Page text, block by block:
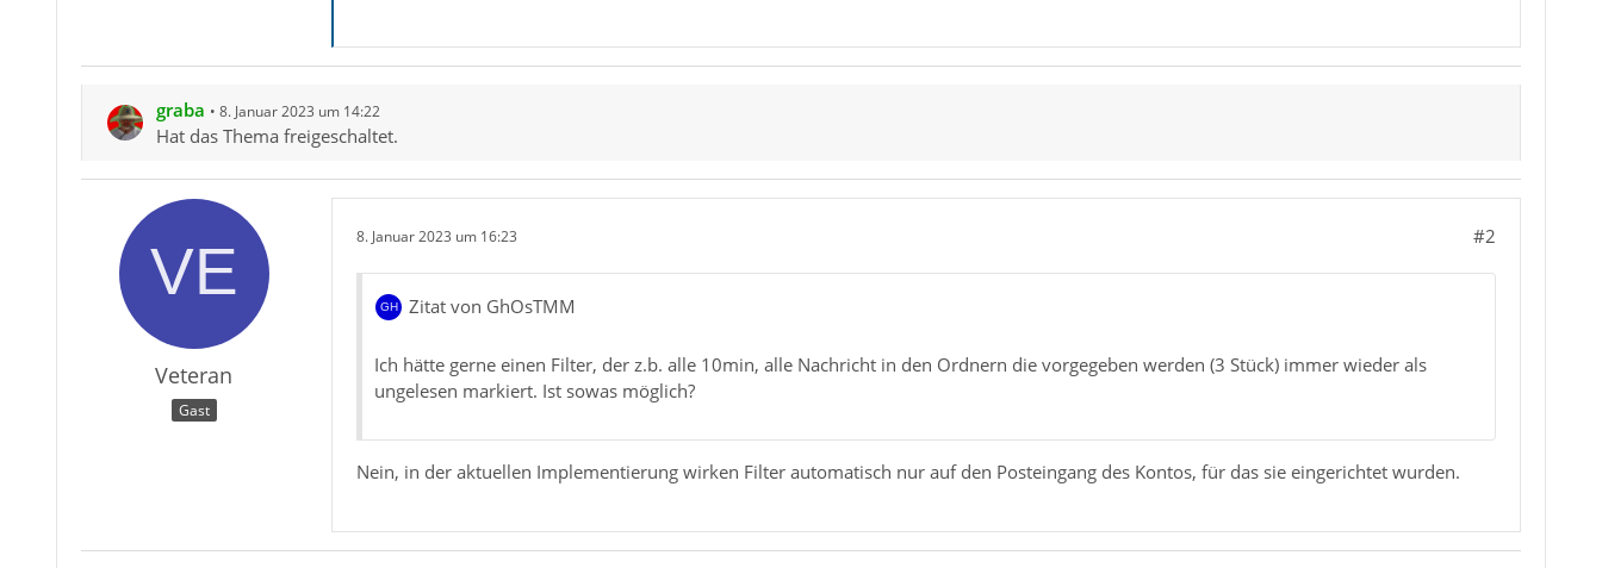
graba 8. Januar 2023 um 14:22
Hat das Thema freigeschaltet.
Veteran
Gast
8. Januar 2023 um 16:23 #2
Zitat von GhOsTMM
Ich hätte gerne einen Filter, der z.b. alle 10min, alle Nachricht in den Ordnern die vorgegeben werden (3 Stück) immer wieder als
ungelesen markiert. Ist sowas möglich?
Nein, in der aktuellen Implementierung wirken Filter automatisch nur auf den Posteingang des Kontos, für das sie eingerichtet wurden.